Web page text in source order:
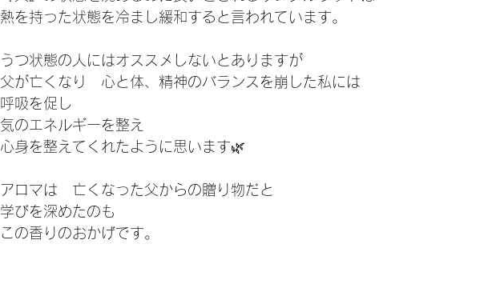
熱を持った状態を冷まし緩和すると言われています。
うつ状態の人にはオススメしないとありますが
父が亡くなり　心と体、精神のバランスを崩した私には
呼吸を促し
気のエネルギーを整え
心身を整えてくれたように思います🌿
アロマは　亡くなった父からの贈り物だと
学びを深めたのも
この香りのおかげです。